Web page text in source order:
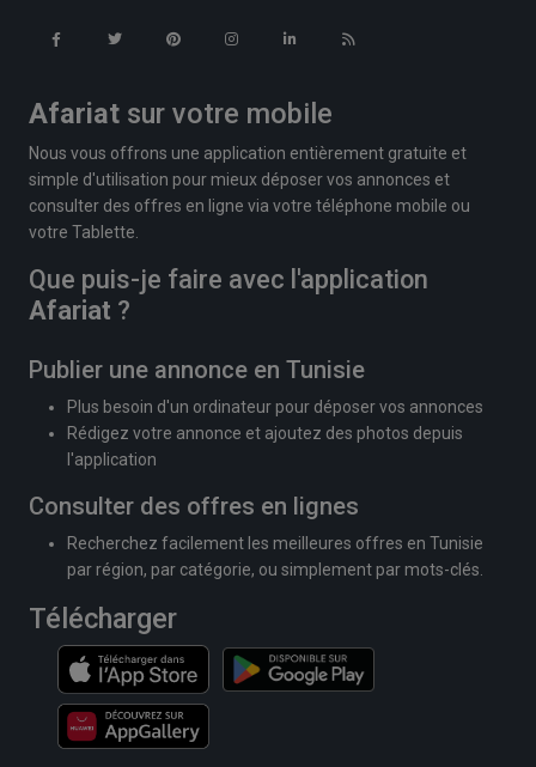
Afariat sur votre mobile
Nous vous offrons une application entièrement gratuite et
simple d'utilisation pour mieux déposer vos annonces et
consulter des offres en ligne via votre téléphone mobile ou
votre Tablette.
Que puis-je faire avec l'application
Afariat ?
Publier une annonce en Tunisie
Plus besoin d'un ordinateur pour déposer vos annonces
Rédigez votre annonce et ajoutez des photos depuis
l'application
Consulter des offres en lignes
Recherchez facilement les meilleures offres en Tunisie
par région, par catégorie, ou simplement par mots-clés.
Télécharger